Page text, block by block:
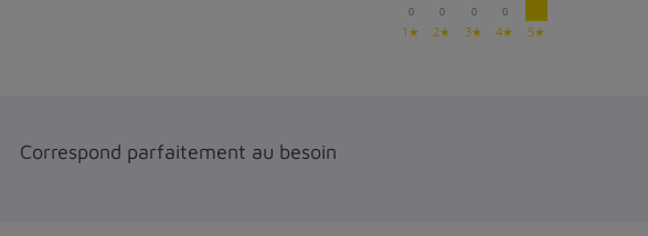
0
1★
0
2★
0
3★
0
4★ 5★
Correspond parfaitement au besoin